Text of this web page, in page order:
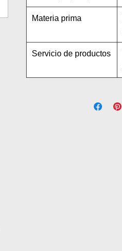
Materia prima
Servicio de productos